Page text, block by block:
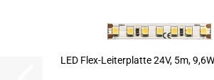
LED Flex-​Lei­ter­plat­te 24V, 5m,